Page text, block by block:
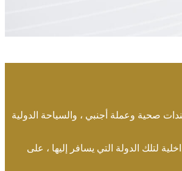
صحية وعملة أجنبي ، والسياحة الدولية
لتلك الدولة التي يسافر إليها ، على